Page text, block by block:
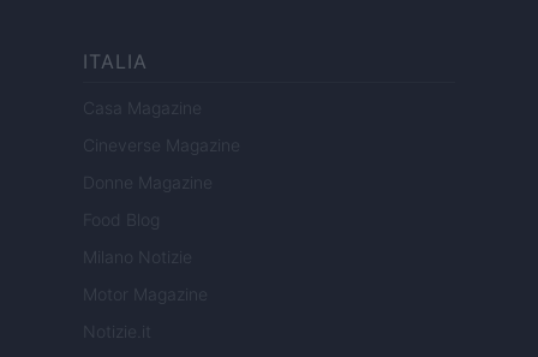
ITALIA
Casa Magazine
Cineverse Magazine
Donne Magazine
Food Blog
Milano Notizie
Motor Magazine
Notizie.it